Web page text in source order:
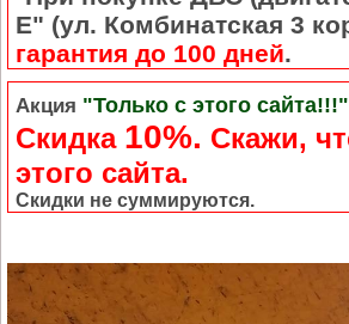
Е" (ул. Комбинатская 3
гарантия до 100 дней.
Акция "Только с этого сайта!!!"
Скидка 10%. Cкажи,
этого сайта.
Скидки не суммируются.